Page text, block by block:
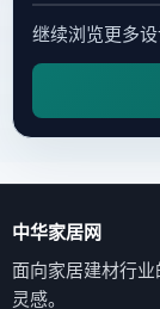
继续浏览更多
中华家居网
面向家居建材行
灵感。